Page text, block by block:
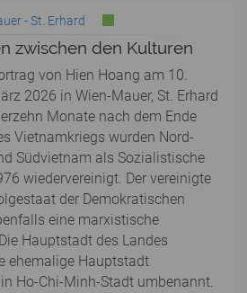
- St. Erhard
zwischen den Kulturen
von Hien Hoang am 10.
2026 in Wien-Mauer, St. Erhard
Monate nach dem Ende
Vietnamkriegs wurden Nord-
Südvietnam als Sozialistische
wiedervereinigt. Der vereinigte
der Demokratischen
eine marxistische
Hauptstadt des Landes
ehemalige Hauptstadt
Ho-Chi-Minh-Stadt umbenannt.